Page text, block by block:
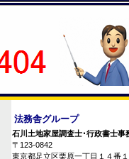
法務舎グループ
石川土地家屋調査士･行政書士事
〒123-0842
東京都足立区栗原一丁目１４番